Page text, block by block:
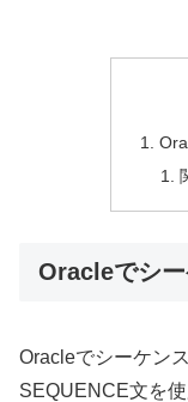
Oracleでシ
Oracleでシーケン
SEQUENCE文を使